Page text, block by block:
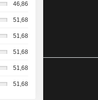
46,86
51,68
51,68
51,68
51,68
51,68